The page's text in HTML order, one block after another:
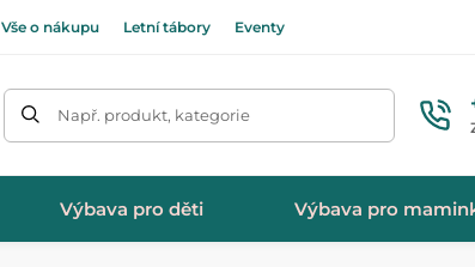
Vše o nákupu Letní tábory Eventy
Např. produkt, kategorie
Výbava pro děti Výbava pro